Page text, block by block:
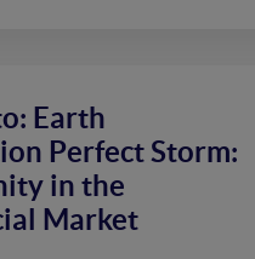
Earth
Perfect Storm:
in the
Market